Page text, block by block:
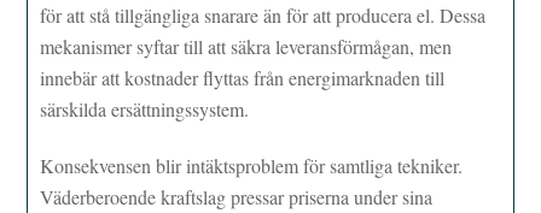
för att stå tillgängliga snarare än för att producera el. Dessa
mekanismer syftar till att säkra leveransförmågan, men
innebär att kostnader flyttas från energimarknaden till
särskilda ersättningssystem.
Konsekvensen blir intäktsproblem för samtliga tekniker.
Väderberoende kraftslag pressar priserna under sina